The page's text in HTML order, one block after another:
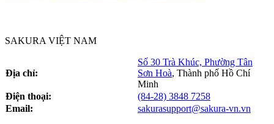
SAKURA VIỆT NAM
Địa chỉ:
Số 30 Trà Khúc, Phường Tân
Sơn Hoà, Thành phố Hồ Chí
Minh
Điện thoại:
(84-28) 3848 7258
Email:
sakurasupport@sakura-vn.vn